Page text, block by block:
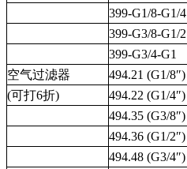
399-G1/8-G1/4
399-G3/8-G1/2
399-G3/4-G1
空气过滤器
494.21 (G1/8″)
(可打6折)
494.22 (G1/4″)
494.35 (G3/8″)
494.36 (G1/2″)
494.48 (G3/4″)